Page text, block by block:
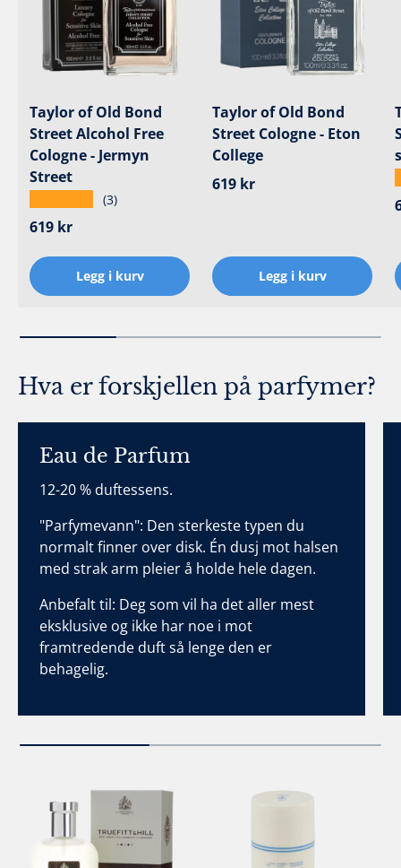
Taylor of Old Bond
Street Alcohol Free
Cologne - Jermyn
Street
(3)
Ordinær pris
619 kr
Legg i kurv
Taylor of Old Bond
Street Cologne - Eton
College
Ordinær pris
619 kr
Legg i kurv
Hva er forskjellen på parfymer?
Eau de Parfum
12-20 % duftessens.
"Parfymevann": Den sterkeste typen du
normalt finner over disk. Én dusj mot halsen
med strak arm pleier å holde hele dagen.
Anbefalt til: Deg som vil ha det aller mest
eksklusive og ikke har noe i mot
framtredende duft så lenge den er
behagelig.